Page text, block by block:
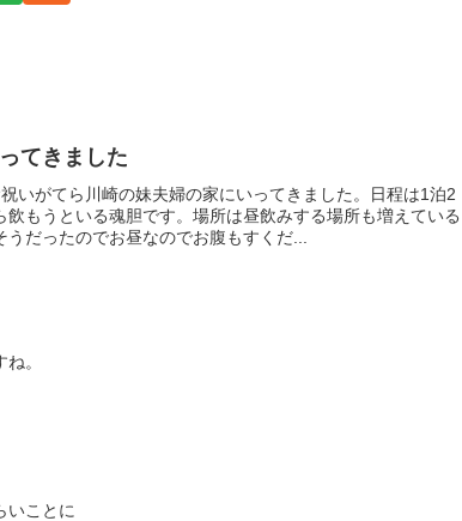
てきました
いがてら川崎の妹夫婦の家にいってきました。日程は1泊2
もうといる魂胆です。場所は昼飲みする場所も増えている
だったのでお昼なのでお腹もすくだ...
。
いことに